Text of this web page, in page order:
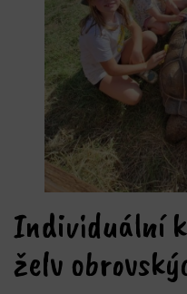
Individuální
želv